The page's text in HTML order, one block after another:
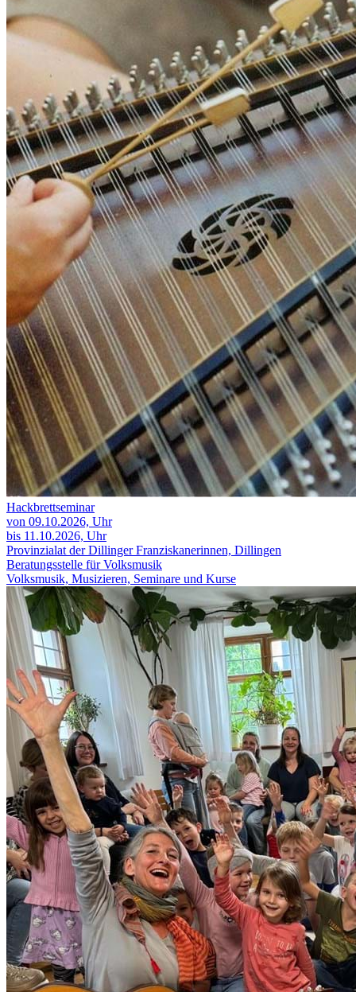
Hackbrettseminar
von 09.10.2026, Uhr
bis 11.10.2026, Uhr
Provinzialat der Dillinger Franziskanerinnen, Dillingen
Beratungsstelle für Volksmusik
Volksmusik, Musizieren, Seminare und Kurse